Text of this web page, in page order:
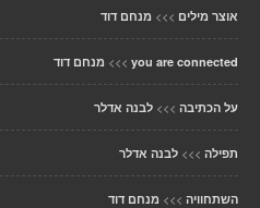
אוצר מילים >>> מנחם דוד
you are connected
>>> מנחם דוד
על הכתיבה >>> לבנה אדלר
תפילה >>> לבנה אדלר
השתחוויה >>> מנחם דוד